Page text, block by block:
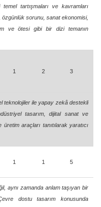
tartışmaları ve kavramları
özgünlük sorunu, sanat ekonomisi,
ve ötesi gibi bir dizi temanın
1 2 3
teknolojiler ile yapay zekâ destekli
tasarım, dijital sanat ve
araçları tanıtılarak yaratıcı
1 1 5
aynı zamanda anlam taşıyan bir
dostu tasarım konusunda